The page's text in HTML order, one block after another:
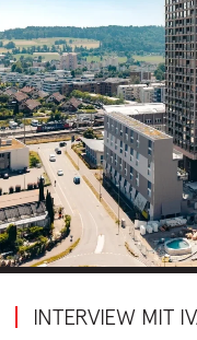
INTERVIEW MIT